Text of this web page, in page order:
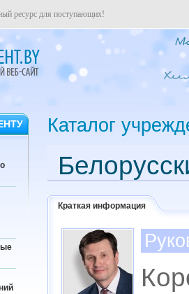
ресурс для поступающих!
Каталог
Краткая информация